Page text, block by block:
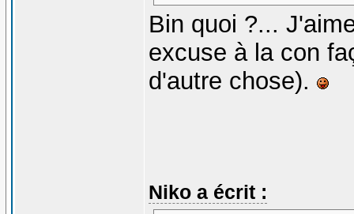
Bin quoi ?...
excuse à la con
d'autre chose).
Niko a écrit :